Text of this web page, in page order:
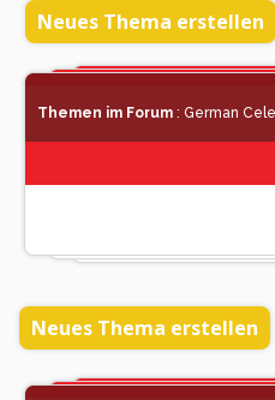
Neues Thema erstellen
Themen im Forum : German
Neues Thema erstellen